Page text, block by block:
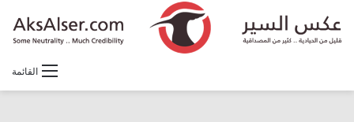
القائمة